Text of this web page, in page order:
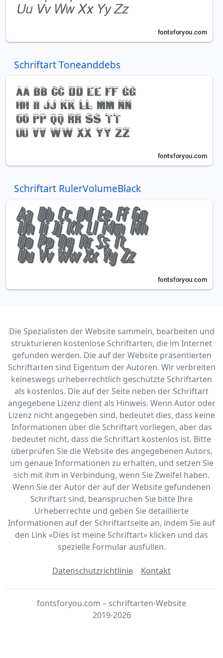
Schriftart Toneanddebs
Schriftart RulerVolumeBlack
Die Spezialisten der Website sammeln, bearbeiten und
strukturieren kostenlose Schriftarten, die im Internet
gefunden werden. Die auf der Website präsentierten
Schriftarten sind Eigentum der Autoren. Wir verbreiten
keineswegs urheberrechtlich geschützte Schriftarten
als kostenlos. Die auf der Seite neben der Schriftart
angegebene Lizenz dient als Hinweis. Wenn Autor oder
Lizenz nicht angegeben sind, bedeutet dies, dass keine
Informationen über die Schriftart vorliegen, aber das
bedeutet nicht, dass die Schriftart kostenlos ist. Bitte
überprüfen Sie die Website des angegebenen Autors,
um genaue Informationen zu erhalten, und setzen Sie
sich mit ihm in Verbindung, wenn Sie Zweifel haben.
Wenn Sie der Autor der auf der Website gefundenen
Schriftart sind, beanspruchen Sie bitte Ihre
Urheberrechte und geben Sie detaillierte
Informationen auf der Schriftartseite an, indem Sie auf
den Link «‎Dies ist meine Schriftart» klicken und das
spezielle Formular ausfüllen.
Datenschutzrichtlinie Kontakt
fontsforyou.com – schriftarten-Website
2019-2026